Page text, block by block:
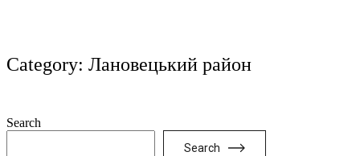
Category: Лановецький район
Search
Search